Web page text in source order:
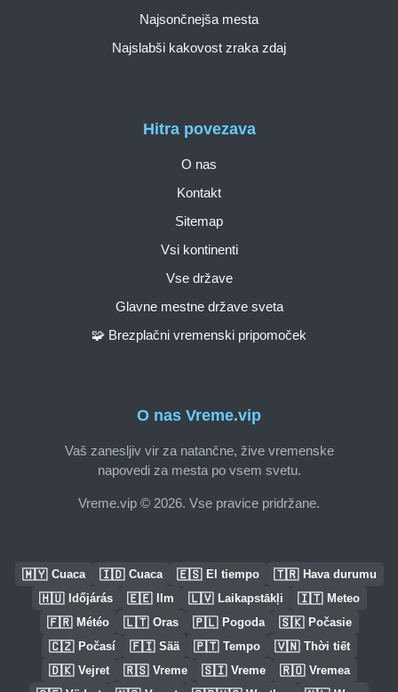
O nas Vreme.vip
Vaš zanesljiv vir za natančne, žive vremenske
napovedi za mesta po vsem svetu.
Vreme.vip © 2026. Vse pravice pridržane.
Hitra povezava
O nas
Kontakt
Sitemap
Vsi kontinenti
Vse države
Glavne mestne države sveta
🧩 Brezplačni vremenski pripomoček
Najsončnejša mesta
Najslabši kakovost zraka zdaj
🇲🇾 Cuaca 🇮🇩 Cuaca 🇪🇸 El tiempo 🇹🇷 Hava durumu
🇭🇺 Időjárás 🇪🇪 Ilm 🇱🇻 Laikapstākļi 🇮🇹 Meteo
🇫🇷 Météo 🇱🇹 Oras 🇵🇱 Pogoda 🇸🇰 Počasie
🇨🇿 Počasí 🇫🇮 Sää 🇵🇹 Tempo 🇻🇳 Thời tiết
🇩🇰 Vejret 🇷🇸 Vreme 🇸🇮 Vreme 🇷🇴 Vremea